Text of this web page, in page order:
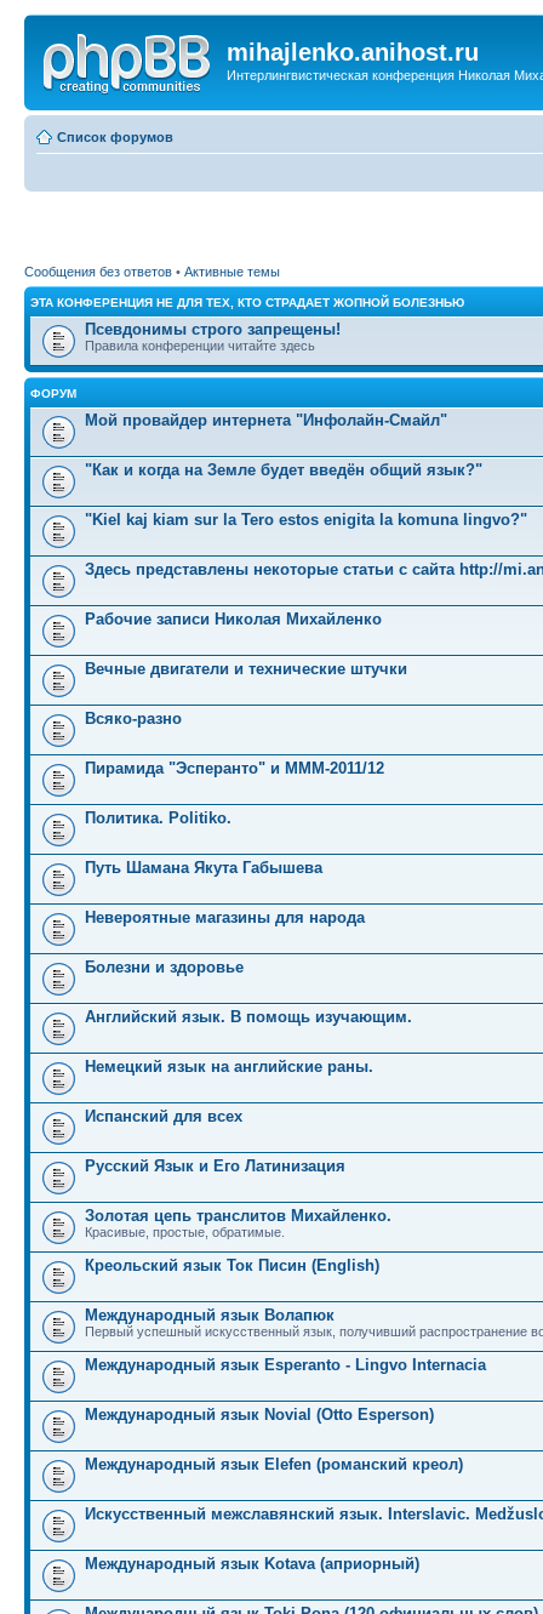
mihajlenko.anihost.ru
Интерлингвистическая конференция Николая
Список форумов
Сообщения без ответов • Активные темы
ЭТА КОНФЕРЕНЦИЯ НЕ ДЛЯ ТЕХ, КТО СТРАДАЕТ ЖОПНОЙ БОЛЕЗНЬЮ
Псевдонимы строго запрещены!
Правила конференции читайте здесь
ФОРУМ
Мой провайдер интернета "Инфолайн-Смайл"
"Как и когда на Земле будет введён общий язык?"
"Kiel kaj kiam sur la Tero estos enigita la komuna lingvo?"
Здесь представлены некоторые статьи с сайта http://
Рабочие записи Николая Михайленко
Вечные двигатели и технические штучки
Всяко-разно
Пирамида "Эсперанто" и MMM-2011/12
Политика. Politiko.
Путь Шамана Якута Габышева
Невероятные магазины для народа
Болезни и здоровье
Английский язык. В помощь изучающим.
Немецкий язык на английские раны.
Испанский для всех
Русский Язык и Его Латинизация
Золотая цепь транслитов Михайленко.
Красивые, простые, обратимые.
Креольский язык Ток Писин (English)
Международный язык Волапюк
Первый успешный искусственный язык, получивший распространение
Международный язык Esperanto - Lingvo Internacia
Международный язык Novial (Otto Esperson)
Международный язык Elefen (романский креол)
Искусственный межславянский язык. Interslavic.
Международный язык Kotava (априорный)